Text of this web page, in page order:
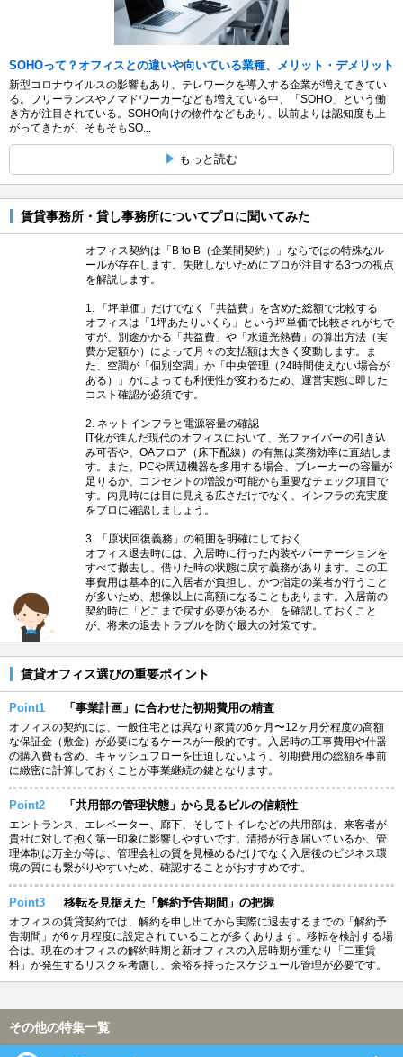
SOHOって？オフィスとの違いや向いている業種、メリット・デメリット
新型コロナウイルスの影響もあり、テレワークを導入する企業が増えてきてい
る。フリーランスやノマドワーカーなども増えている中、「SOHO」という働
き方が注目されている。SOHO向けの物件などもあり、以前よりは認知度も上
がってきたが、そもそもSO...
もっと読む
賃貸事務所・貸し事務所についてプロに聞いてみた
オフィス契約は「B to B（企業間契約）」ならではの特殊なル
ールが存在します。失敗しないためにプロが注目する3つの視点
を解説します。
1. 「坪単価」だけでなく「共益費」を含めた総額で比較する
オフィスは「1坪あたりいくら」という坪単価で比較されがちで
すが、別途かかる「共益費」や「水道光熱費」の算出方法（実
費か定額か）によって月々の支払額は大きく変動します。ま
た、空調が「個別空調」か「中央管理（24時間使えない場合が
ある）」かによっても利便性が変わるため、運営実態に即した
コスト確認が必須です。
2. ネットインフラと電源容量の確認
IT化が進んだ現代のオフィスにおいて、光ファイバーの引き込
み可否や、OAフロア（床下配線）の有無は業務効率に直結しま
す。また、PCや周辺機器を多用する場合、ブレーカーの容量が
足りるか、コンセントの増設が可能かも重要なチェック項目で
す。内見時には目に見える広さだけでなく、インフラの充実度
をプロに確認しましょう。
3. 「原状回復義務」の範囲を明確にしておく
オフィス退去時には、入居時に行った内装やパーテーションを
すべて撤去し、借りた時の状態に戻す義務があります。この工
事費用は基本的に入居者が負担し、かつ指定の業者が行うこと
が多いため、想像以上に高額になることもあります。入居前の
契約時に「どこまで戻す必要があるか」を確認しておくこと
が、将来の退去トラブルを防ぐ最大の対策です。
賃貸オフィス選びの重要ポイント
Point1 「事業計画」に合わせた初期費用の精査
オフィスの契約には、一般住宅とは異なり家賃の6ヶ月〜12ヶ月分程度の高額
な保証金（敷金）が必要になるケースが一般的です。入居時の工事費用や什器
の購入費も含め、キャッシュフローを圧迫しないよう、初期費用の総額を事前
に緻密に計算しておくことが事業継続の鍵となります。
Point2 「共用部の管理状態」から見るビルの信頼性
エントランス、エレベーター、廊下、そしてトイレなどの共用部は、来客者が
貴社に対して抱く第一印象に影響しやすいです。清掃が行き届いているか、管
理体制は万全か等は、管理会社の質を見極めるだけでなく入居後のビジネス環
境の質にも繋がりやすいため、確認することがおすすめです。
Point3 移転を見据えた「解約予告期間」の把握
オフィスの賃貸契約では、解約を申し出てから実際に退去するまでの「解約予
告期間」が6ヶ月程度に設定されていることが多くあります。移転を検討する場
合は、現在のオフィスの解約時期と新オフィスの入居時期が重なり「二重賃
料」が発生するリスクを考慮し、余裕を持ったスケジュール管理が必要です。
その他の特集一覧